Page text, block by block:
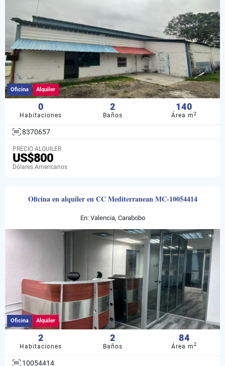
Oficina Alquiler
0
Habitaciones
2
Baños
140
Área m2
8370657
PRECIO ALQUILER
US$800
Dólares Americanos
Oficina en alquiler en CC Mediterranean MC-10054414
En: Valencia, Carabobo
Oficina Alquiler
2
Habitaciones
2
Baños
84
Área m2
10054414